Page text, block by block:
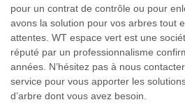
pour un contrat de contrôle ou pour
avons la solution pour vos arbres tout
attentes. WT espace vert est une
réputé par un professionnalisme
années. N’hésitez pas à nous
service pour vous apporter les
d’arbre dont vous avez besoin.